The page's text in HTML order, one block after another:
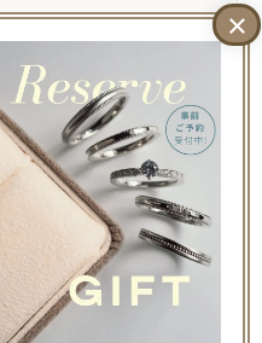
りいただけます。
に
談
い合わせ